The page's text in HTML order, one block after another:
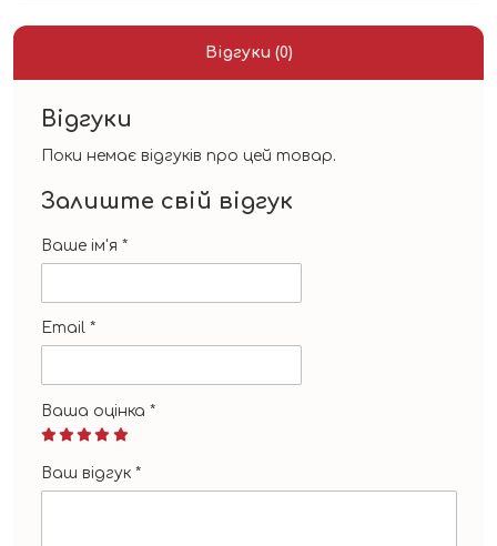
Відгуки (0)
Відгуки
Поки немає відгуків про цей товар.
Залиште свій відгук
Ваше ім'я *
Email *
Ваша оцінка *
Ваш відгук *